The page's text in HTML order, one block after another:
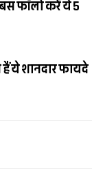
बस फॉलो करें ये 5
ये शानदार फायदे